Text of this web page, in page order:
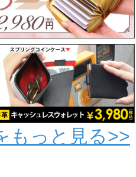
もっと見る>>